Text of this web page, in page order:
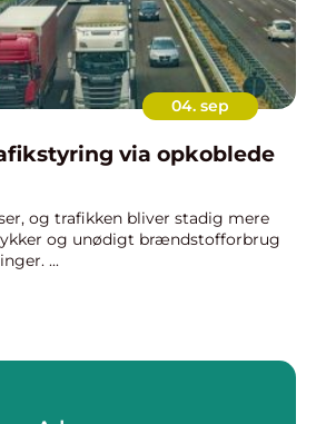
04. sep
via opkoblede
og trafikken bliver stadig mere
og unødigt brændstofforbrug
...